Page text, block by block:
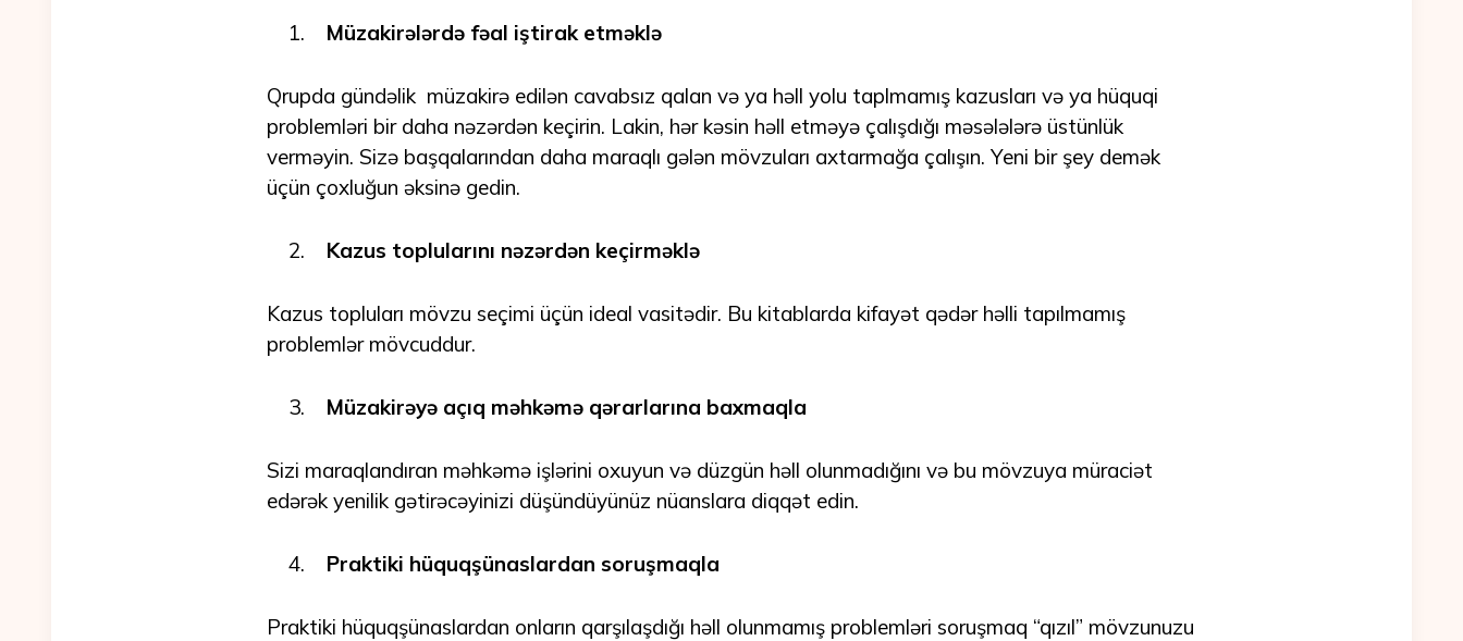
Müzakirələrdə fəal iştirak etməklə
Qrupda gündəlik müzakirə edilən cavabsız qalan və ya həll yolu taplmamış kazusları və ya hüquqi
problemləri bir daha nəzərdən keçirin. Lakin, hər kəsin həll etməyə çalışdığı məsələlərə üstünlük
verməyin. Sizə başqalarından daha maraqlı gələn mövzuları axtarmağa çalışın. Yeni bir şey demək
üçün çoxluğun əksinə gedin.
Kazus toplularını nəzərdən keçirməklə
Kazus topluları mövzu seçimi üçün ideal vasitədir. Bu kitablarda kifayət qədər həlli tapılmamış
problemlər mövcuddur.
Müzakirəyə açıq məhkəmə qərarlarına baxmaqla
Sizi maraqlandıran məhkəmə işlərini oxuyun və düzgün həll olunmadığını və bu mövzuya müraciət
edərək yenilik gətirəcəyinizi düşündüyünüz nüanslara diqqət edin.
Praktiki hüquqşünaslardan soruşmaqla
Praktiki hüquqşünaslardan onların qarşılaşdığı həll olunmamış problemləri soruşmaq “qızıl” mövzunuzu